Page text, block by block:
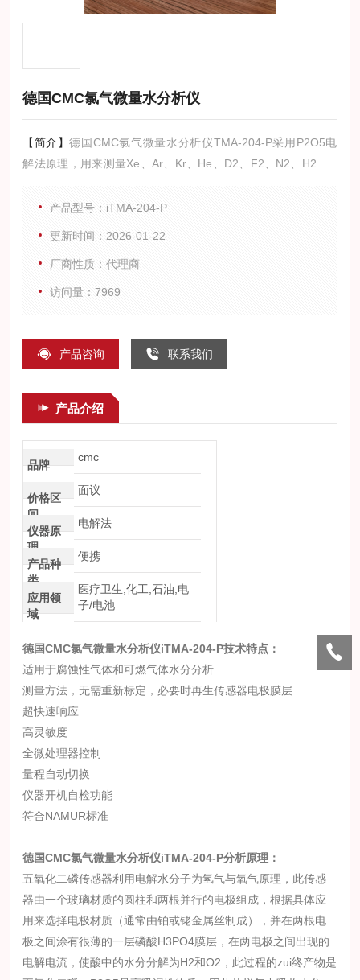
德国CMC氯气微量水分析仪
【简介】德国CMC氯气微量水分析仪TMA-204-P采用P2O5电
解法原理，用来测量Xe、Ar、Kr、He、D2、F2、N2、H2、O
ral gas，尤其适合高纯酸气如Cl2、HCl、SO2、H2S 等气体微
产品型号：iTMA-204-P
更新时间：2026-01-22
厂商性质：代理商
访问量：7969
产品咨询 联系我们
产品介绍
品牌
cmc
价格区
间
面议
仪器原
理
电解法
产品种
类
便携
应用领
域
医疗卫生,化工,石油,电
子/电池
德国CMC氯气微量水分析仪iTMA-204-P技术特点：
适用于腐蚀性气体和可燃气体水分分析
测量方法，无需重新标定，必要时再生传感器电极膜层
超快速响应
高灵敏度
全微处理器控制
量程自动切换
仪器开机自检功能
符合NAMUR标准
德国CMC氯气微量水分析仪iTMA-204-P分析原理：
五氧化二磷传感器利用电解水分子为氢气与氧气原理，此传感
器由一个玻璃材质的圆柱和两根并行的电极组成，根据具体应
用来选择电极材质（通常由铂或铑金属丝制成），并在两根电
极之间涂有很薄的一层磷酸H3PO4膜层，在两电极之间出现的
电解电流，使酸中的水分分解为H2和O2，此过程的zui终产物是